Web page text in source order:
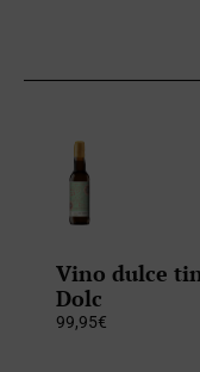
Vino dulce
Dolc
99,95€